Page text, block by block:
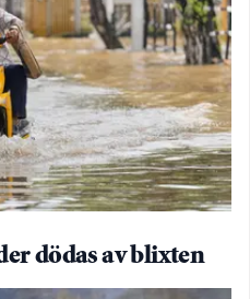
dödas av blixten